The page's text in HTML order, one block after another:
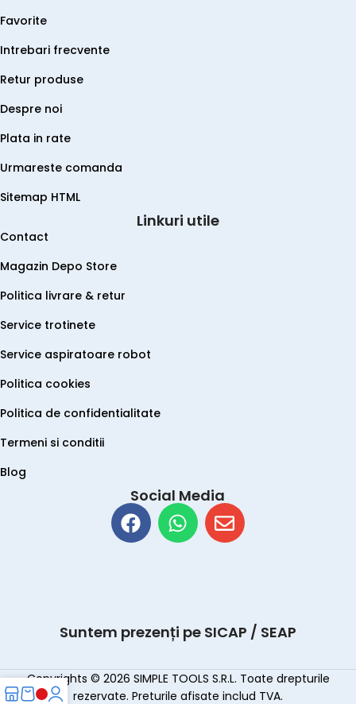
Favorite
Intrebari frecvente
Retur produse
Despre noi
Plata in rate
Urmareste comanda
Sitemap HTML
Linkuri utile
Contact
Magazin Depo Store
Politica livrare & retur
Service trotinete
Service aspiratoare robot
Politica cookies
Politica de confidentialitate
Termeni si conditii
Blog
Social Media
Suntem prezenți pe SICAP / SEAP
Copyrights © 2026 SIMPLE TOOLS S.R.L. Toate drepturile
rezervate. Preturile afisate includ TVA.